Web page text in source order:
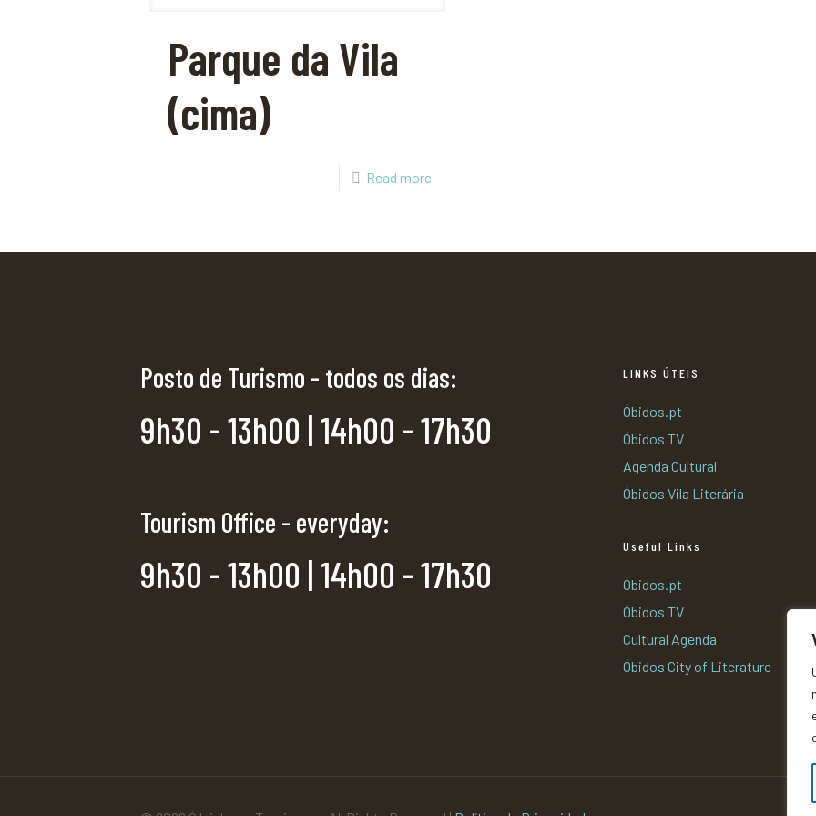
Parque da Vila
(cima)
Read more
Posto de Turismo - todos os dias:
9h30 - 13h00 | 14h00 - 17h30
Tourism Office - everyday:
9h30 - 13h00 | 14h00 - 17h30
LINKS ÚTEIS
Óbidos.pt
Óbidos TV
Agenda Cultural
Óbidos Vila Literária
Useful Links
Óbidos.pt
Óbidos TV
Cultural Agenda
Óbidos City of Literature